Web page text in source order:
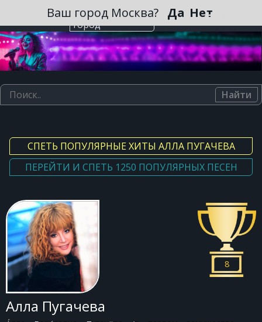
Выберите
город
Ваш город Москва? Да Нет
Найти
СПЕТЬ ПОПУЛЯРНЫЕ ХИТЫ АЛЛА ПУГАЧЕВА
ПЕРЕЙТИ И СПЕТЬ 1250 ПОПУЛЯРНЫХ ПЕСЕН
Алла Пугачева
8